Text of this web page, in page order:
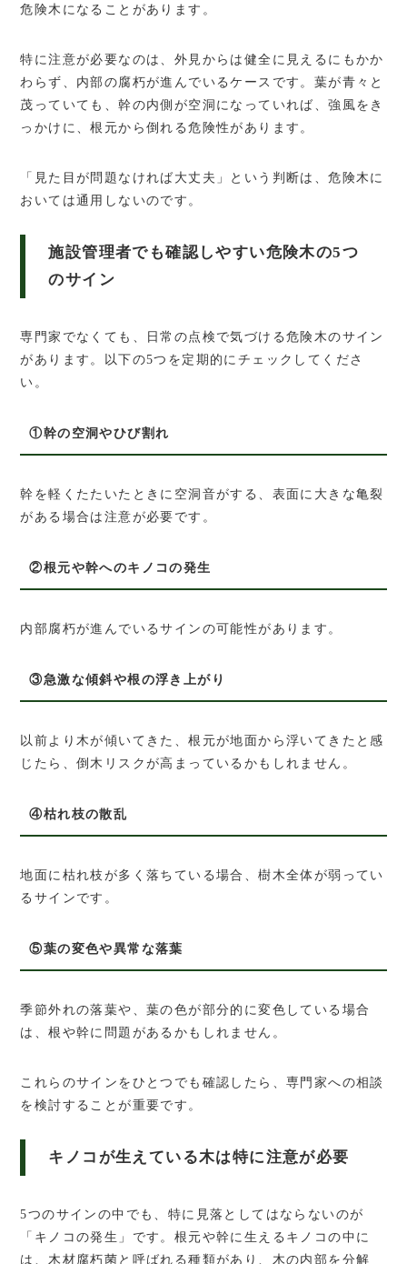
危険木になることがあります。
特に注意が必要なのは、外見からは健全に見えるにもかか
わらず、内部の腐朽が進んでいるケースです。葉が青々と
茂っていても、幹の内側が空洞になっていれば、強風をき
っかけに、根元から倒れる危険性があります。
「見た目が問題なければ大丈夫」という判断は、危険木に
おいては通用しないのです。
施設管理者でも確認しやすい危険木の5つ
のサイン
専門家でなくても、日常の点検で気づける危険木のサイン
があります。以下の5つを定期的にチェックしてくださ
い。
①幹の空洞やひび割れ
幹を軽くたたいたときに空洞音がする、表面に大きな亀裂
がある場合は注意が必要です。
②根元や幹へのキノコの発生
内部腐朽が進んでいるサインの可能性があります。
③急激な傾斜や根の浮き上がり
以前より木が傾いてきた、根元が地面から浮いてきたと感
じたら、倒木リスクが高まっているかもしれません。
④枯れ枝の散乱
地面に枯れ枝が多く落ちている場合、樹木全体が弱ってい
るサインです。
⑤葉の変色や異常な落葉
季節外れの落葉や、葉の色が部分的に変色している場合
は、根や幹に問題があるかもしれません。
これらのサインをひとつでも確認したら、専門家への相談
を検討することが重要です。
キノコが生えている木は特に注意が必要
5つのサインの中でも、特に見落としてはならないのが
「キノコの発生」です。根元や幹に生えるキノコの中に
は、木材腐朽菌と呼ばれる種類があり、木の内部を分解